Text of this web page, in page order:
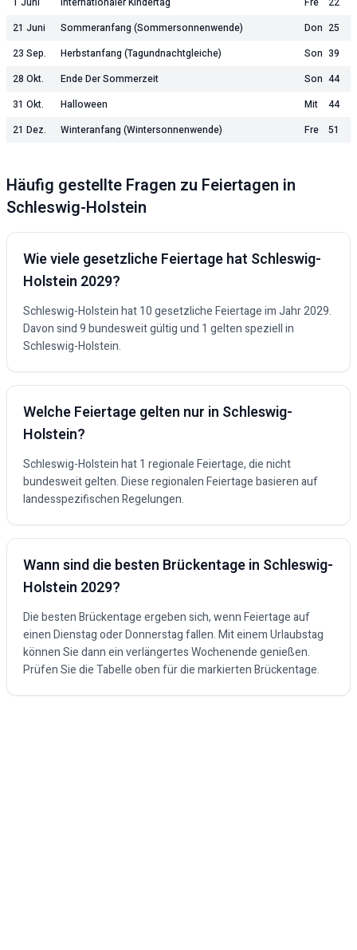
21 Juni
Sommeranfang (Sommersonnenwende) Don 25
23 Sep.
Herbstanfang (Tagundnachtgleiche) Son 39
28 Okt.
Ende Der Sommerzeit Son 44
31 Okt.
Halloween Mit
44
21 Dez.
Winteranfang (Wintersonnenwende) Fre 51
Häufig gestellte Fragen zu Feiertagen in
Schleswig-Holstein
Wie viele gesetzliche Feiertage hat Schleswig-
Holstein 2029?
Schleswig-Holsteinhat10gesetzliche Feiertage im Jahr2029.
Davon sind9bundesweit gültig und 1 gelten speziell in
Schleswig-Holstein.
Welche Feiertage gelten nur in Schleswig-
Holstein?
Schleswig-Holstein hat 1 regionale Feiertage, die nicht
bundesweit gelten. Diese regionalen Feiertage basieren auf
landesspezifischen Regelungen.
Wann sind die besten Brückentage in Schleswig-
Holstein 2029?
Die besten Brückentage ergeben sich, wenn Feiertage auf
einen Dienstag oder Donnerstag fallen. Mit einem Urlaubstag
können Sie dann ein verlängertes Wochenende genießen.
Prüfen Sie die Tabelle oben für die markierten Brückentage.